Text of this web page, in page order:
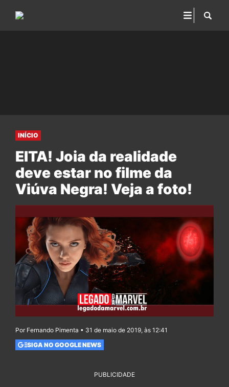
INÍCIO
EITA! Joia da realidade
deve estar no filme da
Viúva Negra! Veja a foto!
Por Fernando Pimenta • 31 de maio de 2019, às 12:41
SIGA NO GOOGLE NEWS
PUBLICIDADE